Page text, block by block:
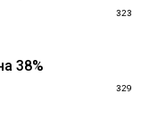
323
38%
329